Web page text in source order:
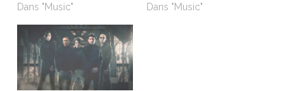
Dans "Music"
Dans "Music"